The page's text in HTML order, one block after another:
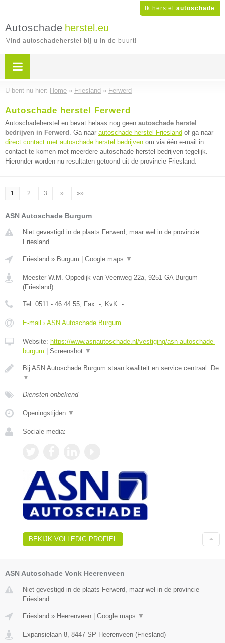
Ik herstel autoschade
Autoschade herstel.eu
Vind autoschadeherstel bij u in de buurt!
U bent nu hier: Home » Friesland » Ferwerd
Autoschade herstel Ferwerd
Autoschadeherstel.eu bevat helaas nog geen autoschade herstel
bedrijven in Ferwerd . Ga naar autoschade herstel Friesland of ga naar
direct contact met autoschade herstel bedrijven om via één e-mail in
contact te komen met meerdere autoschade herstel bedrijven tegelijk.
Hieronder worden nu resultaten getoond uit de provincie Friesland.
1 2 3 » »»
ASN Autoschade Burgum
Niet gevestigd in de plaats Ferwerd, maar wel in de provincie
Friesland.
Friesland » Burgum Google maps ▼
Meester W.M. Oppedijk van Veenweg 22a, 9251 GA Burgum
(Friesland)
Tel: 0511 - 46 44 55, Fax: -, KvK: -
E-mail › ASN Autoschade Burgum
Website: https://www.asnautoschade.nl/vestiging/asn-autoschade-
burgum
Screenshot ▼
Bij ASN Autoschade Burgum staan kwaliteit en service centraal. De
▼
Diensten onbekend
Openingstijden ▼
Sociale media:
BEKIJK VOLLEDIG PROFIEL
ASN Autoschade Vonk Heerenveen
Niet gevestigd in de plaats Ferwerd, maar wel in de provincie
Friesland.
Friesland » Heerenveen Google maps ▼
Expansielaan 8, 8447 SP Heerenveen (Friesland)